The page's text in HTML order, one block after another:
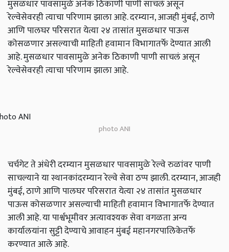
मुसळधार पावसामुळे अनेक ठिकाणी पाणी साचलं असून
रेल्वेसेवरही त्याचा परिणाम झाला आहे. दरम्यान, आजही मुंबई, ठाणे
आणि पालघर परिसरात येत्या २४ तासांत मुसळधार पाऊस
कोसळणार असल्याची माहिती हवामान विभागातर्फे देण्यात आली
आहे. मुसळधार पावसामुळे अनेक ठिकाणी पाणी साचलं असून
रेल्वेसेवरही त्याचा परिणाम झाला आहे.
photo ANI
चर्चगेट ते अंधेरी दरम्यान मुसळधार पावसामुळे रेल्वे रुळांवर पाणी
साचल्याने या स्थानकांदरम्यान रेल्वे सेवा ठप्प झाली. दरम्यान, आजही
मुंबई, ठाणे आणि पालघर परिसरात येत्या २४ तासांत मुसळधार
पाऊस कोसळणार असल्याची माहिती हवामान विभागातर्फे देण्यात
आली आहे. या पार्श्वभूमीवर अत्यावश्यक सेवा वगळता अन्य
कार्यालयांना सुट्टी देण्याचे आवाहन मुंबई महानगरपालिकेतर्फे
करण्यात आले आहे.